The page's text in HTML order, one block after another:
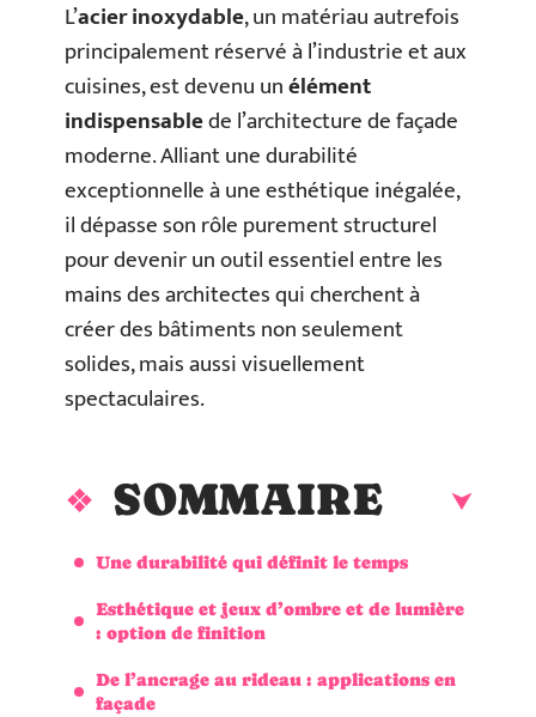
L’acier inoxydable, un matériau autrefois
principalement réservé à l’industrie et aux
cuisines, est devenu unélément
indispensablede l’architecture de façade
moderne. Alliant une durabilité
exceptionnelle à une esthétique inégalée,
il dépasse son rôle purement structurel
pour devenir un outil essentiel entre les
mains des architectes qui cherchent à
créer des bâtiments non seulement
solides, mais aussi visuellement
spectaculaires.
SOMMAIRE
Une durabilité qui définit le temps
Esthétique et jeux d’ombre et de lumière
: option de finition
De l’ancrage au rideau : applications en
façade